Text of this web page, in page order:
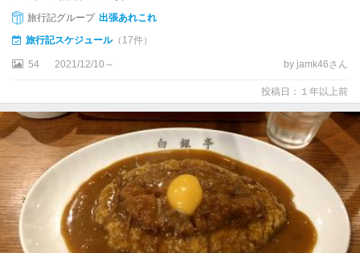
旅行記グループ 出張あれこれ
旅行記スケジュール（17件）
54 2021/12/10～ by jamk46さん
投稿日：１年以上前